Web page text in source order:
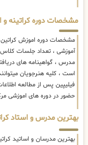
مشخصات دوره کراتینه و
مشخصات دوره اموزش کراتین
آموزشی ، تعداد جلسات کلاس
مدرس ، گواهینامه های
است ، کلیه هنرجویان
فیلیپین پس از مطالعه
حضور در دوره های اموزشی
بهترین مدرس و استاد
بهترین مدرسان و اساتید